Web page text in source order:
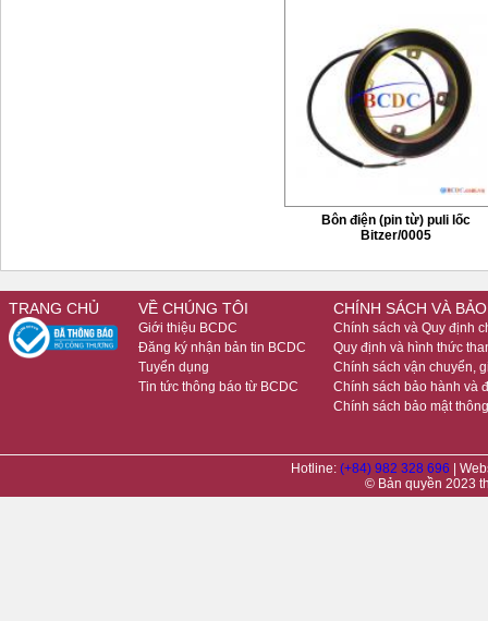
Bôn điện (pin từ) puli lốc
Bitzer/0005
TRANG CHỦ VỀ CHÚNG TÔI
Giới thiệu BCDC
Đăng ký nhận bản tin BCDC
Tuyển dụng
Tin tức thông báo từ BCDC
CHÍNH SÁCH VÀ
Chính sách và Quy định
Quy định và hình thức
Chính sách vận chuyển,
Chính sách bảo hành và
Chính sách bảo mật
Hotline: (+84) 982 328 696
|
© Bản quyền 2023